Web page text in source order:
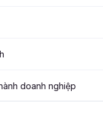
doanh nghiệp